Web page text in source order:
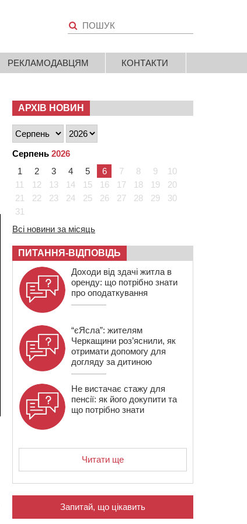
РЕКЛАМОДАВЦЯМ КОНТАКТИ
АРХІВ НОВИН
Серпень 2026
1
2 3 4 5 6 7 8 9
10
11
12 13 14 15 16 17 18 19
20
21
22 23 24 25 26 27 28 29
30
31
Всі новини за місяць
ПИТАННЯ-ВІДПОВІДЬ
Доходи від здачі житла в
оренду: що потрібно знати
про оподаткування
“єЯсла”: жителям
Черкащини роз’яснили, як
отримати допомогу для
догляду за дитиною
Не вистачає стажу для
пенсії: як його докупити та
що потрібно знати
Читати ще
Запитай, що цікавить